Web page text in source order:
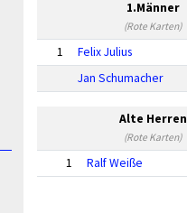
1.Männer
(Rote Karten)
1 Felix Julius
Jan Schumacher
Alte Herren
(Rote Karten)
1 Ralf Weiße